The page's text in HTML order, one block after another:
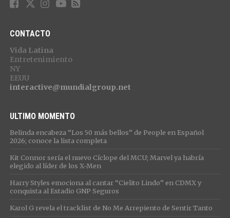
CONTACTO
Vida Latina
Entretenimiento
NY
EEUU
interactive@mundialgroup.net
ULTIMO MOMENTO
Belinda encabeza “Los 50 más bellos” de People en Español
2026; conoce la lista completa
Kit Connor sería el nuevo Cíclope del MCU; Marvel ya habría
elegido al líder de los X-Men
Harry Styles emociona al cantar “Cielito Lindo” en CDMX y
conquista al Estadio GNP Seguros
Karol G revela el tracklist de No Me Arrepiento de Sentir Tanto